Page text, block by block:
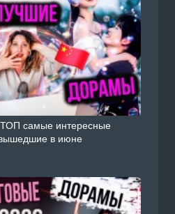
ТОП самые интересные
в июне